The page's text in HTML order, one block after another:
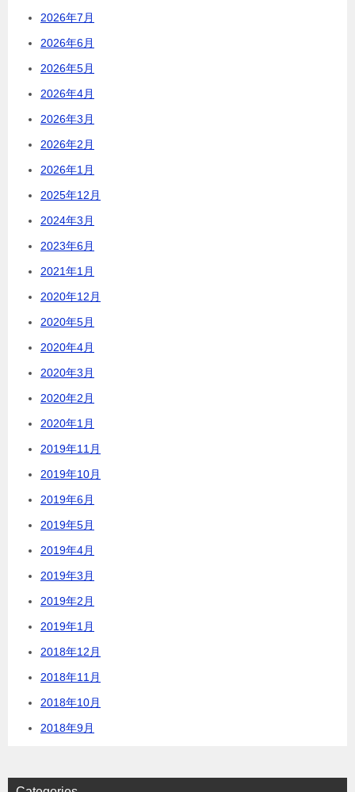
2026年7月
2026年6月
2026年5月
2026年4月
2026年3月
2026年2月
2026年1月
2025年12月
2024年3月
2023年6月
2021年1月
2020年12月
2020年5月
2020年4月
2020年3月
2020年2月
2020年1月
2019年11月
2019年10月
2019年6月
2019年5月
2019年4月
2019年3月
2019年2月
2019年1月
2018年12月
2018年11月
2018年10月
2018年9月